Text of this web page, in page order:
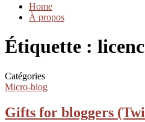
Home
À propos
Étiquette :
Catégories
Micro-blog
Gifts for bloggers